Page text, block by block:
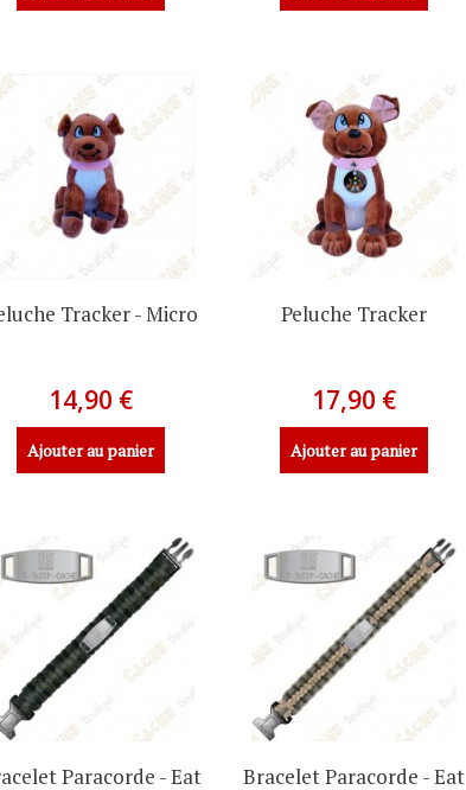
Tracker - Micro
14,90 €
Ajouter au panier
Peluche Tracker
17,90 €
Ajouter au panier
Paracorde - Eat Bracelet Paracorde - Eat